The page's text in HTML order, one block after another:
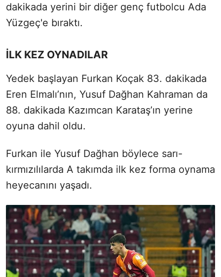
dakikada yerini bir diğer genç futbolcu Ada
Yüzgeç'e bıraktı.
İLK KEZ OYNADILAR
Yedek başlayan Furkan Koçak 83. dakikada
Eren Elmalı’nın, Yusuf Dağhan Kahraman da
88. dakikada Kazımcan Karataş’ın yerine
oyuna dahil oldu.
Furkan ile Yusuf Dağhan böylece sarı-
kırmızılılarda A takımda ilk kez forma oynama
heyecanını yaşadı.